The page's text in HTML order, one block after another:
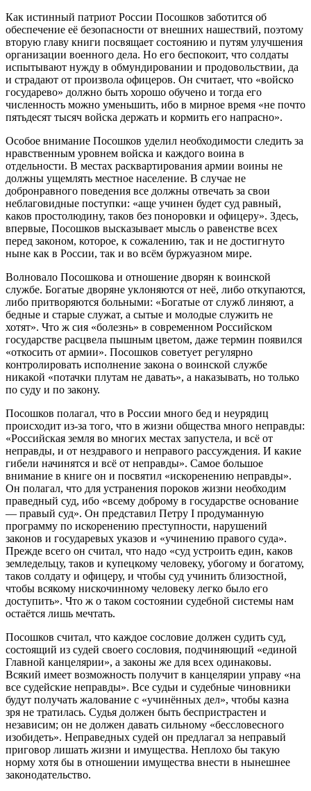
Как истинный патриот России Посошков заботится об
обеспечение её безопасности от внешних нашествий, поэтому
вторую главу книги посвящает состоянию и путям улучшения
организации военного дела. Но его беспокоит, что солдаты
испытывают нужду в обмундировании и продовольствии, да
и страдают от произвола офицеров. Он считает, что «войско
государево» должно быть хорошо обучено и тогда его
численность можно уменьшить, ибо в мирное время «не почто
пятьдесят тысяч войска держать и кормить его напрасно».
Особое внимание Посошков уделил необходимости следить за
нравственным уровнем войска и каждого воина в
отдельности. В местах расквартирования армии воины не
должны ущемлять местное население. В случае не
добронравного поведения все должны отвечать за свои
неблаговидные поступки: «аще учинен будет суд равный,
каков простолюдину, таков без поноровки и офицеру». Здесь,
впервые, Посошков высказывает мысль о равенстве всех
перед законом, которое, к сожалению, так и не достигнуто
ныне как в России, так и во всём буржуазном мире.
Волновало Посошкова и отношение дворян к воинской
службе. Богатые дворяне уклоняются от неё, либо откупаются,
либо притворяются больными: «Богатые от служб линяют, а
бедные и старые служат, а сытые и молодые служить не
хотят». Что ж сия «болезнь» в современном Российском
государстве расцвела пышным цветом, даже термин появился
«откосить от армии». Посошков советует регулярно
контролировать исполнение закона о воинской службе
никакой «потачки плутам не давать», а наказывать, но только
по суду и по закону.
Посошков полагал, что в России много бед и неурядиц
происходит из-за того, что в жизни общества много неправды:
«Российская земля во многих местах запустела, и всё от
неправды, и от нездравого и неправого рассуждения. И какие
гибели начинятся и всё от неправды». Самое большое
внимание в книге он и посвятил «искоренению неправды».
Он полагал, что для устранения пороков жизни необходим
праведный суд, ибо «всему доброму в государстве основание
— правый суд». Он представил Петру I продуманную
программу по искоренению преступности, нарушений
законов и государевых указов и «учинению правого суда».
Прежде всего он считал, что надо «суд устроить един, каков
земледельцу, таков и купецкому человеку, убогому и богатому,
таков солдату и офицеру, и чтобы суд учинить близостной,
чтобы всякому нискочинному человеку легко было его
доступить». Что ж о таком состоянии судебной системы нам
остаётся лишь мечтать.
Посошков считал, что каждое сословие должен судить суд,
состоящий из судей своего сословия, подчиняющий «единой
Главной канцелярии», а законы же для всех одинаковы.
Всякий имеет возможность получит в канцелярии управу «на
все судейские неправды». Все судьи и судебные чиновники
будут получать жалование с «учинённых дел», чтобы казна
зря не тратилась. Судья должен быть беспристрастен и
независим; он не должен давать сильному «бессловесного
изобидеть». Неправедных судей он предлагал за неправый
приговор лишать жизни и имущества. Неплохо бы такую
норму хотя бы в отношении имущества внести в нынешнее
законодательство.